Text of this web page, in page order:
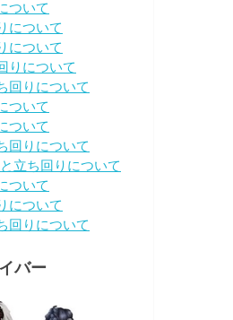
ついて
について
について
りについて
回りについて
ついて
ついて
回りについて
立ち回りについて
ついて
について
回りについて
バー